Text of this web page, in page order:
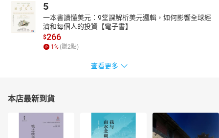
5
一本書讀懂美元：9堂課解析美元邏輯，如何影響全球經
濟和每個人的投資【電子書】
$266
1 % (賺2點)
查看更多
本店最新到貨